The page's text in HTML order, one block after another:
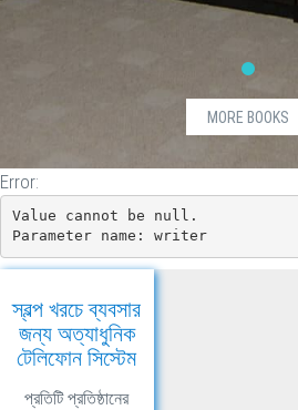
@item.ListPrice.Value.ToString("0.00")
@item.ListPrice.Value.ToString("0.00")
MORE BOOKS
Error:
Value cannot be null.
Parameter name: writer
স্বল্প খরচে ব্যবসার
জন্য অত্যাধুনিক
টেলিফোন সিস্টেম
প্রতিটি প্রতিষ্ঠানের